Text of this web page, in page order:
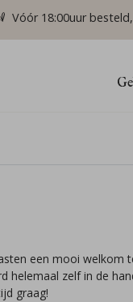
Vóór 18:00uur
een mooi welkom
helemaal zelf in de
graag!